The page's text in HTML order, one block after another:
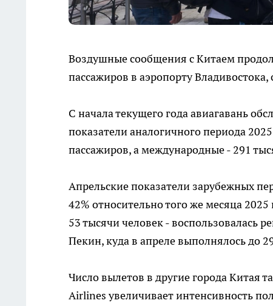
Воздушные сообщения с Китаем
пассажиров в аэропорту Владивостока,
С начала текущего года авиагавань
показатели аналогичного периода
пассажиров, а международные - 291
Апрельские показатели зарубежных
42% относительно того же месяца
53 тысячи человек -
Пекин, куда в апреле выполнялось до
Число вылетов в другие города Китая
Airlines увеличивает интенсивность